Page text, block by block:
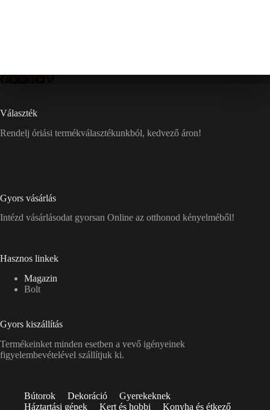
Választék
Rendelj óriási termékválasztékunkból, kedvező áron!
Gyors vásárlás
Intézd vásárlásodat gyorsan Online az otthonod kényelméből!
Hasznos linkek
Magazin
Bolt
Gyors kiszállítás
Termékeinket minden esetben a vevő igényeinek
figyelembevételével szállítjuk ki.
Bútorok Dekoráció
Gyerekeknek
Háztartási gépek
Kert és hobbi Konyha és étkező